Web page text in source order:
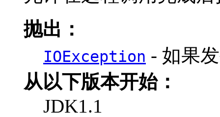
抛出：
IOException - 如果
从以下版本开始：
JDK1.1